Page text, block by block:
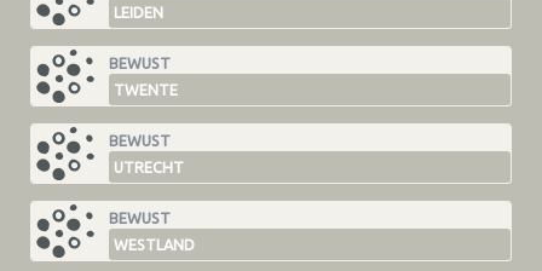
LEIDEN
BEWUST
TWENTE
BEWUST
UTRECHT
BEWUST
WESTLAND